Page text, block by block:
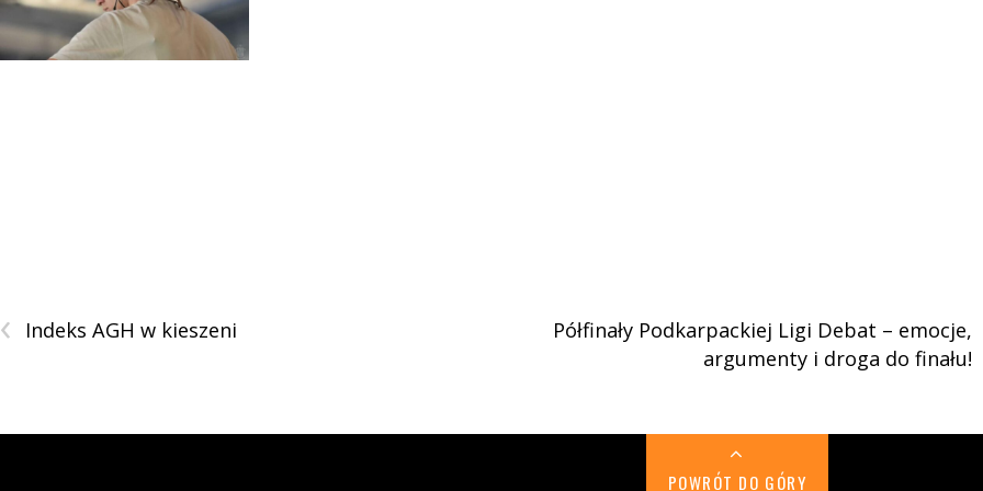
‹ Indeks AGH w kieszeni
Półfinały Podkarpackiej Ligi Debat – emocje,
argumenty i droga do finału!
POWRÓT DO GÓRY